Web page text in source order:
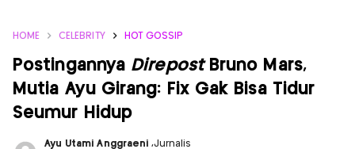
HOME CELEBRITY HOT GOSSIP
Postingannya DirepostBruno Mars,
Mutia Ayu Girang: Fix Gak Bisa Tidur
Seumur Hidup
Ayu Utami Anggraeni ,Jurnalis